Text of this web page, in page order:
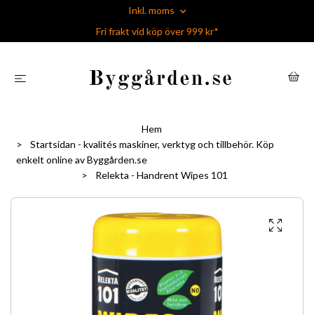
Inkl. moms
Fri frakt vid köp över 999 kr*
Hem
Startsidan - kvalités maskiner, verktyg och tillbehör. Köp
enkelt online av Byggården.se
Relekta - Handrent Wipes 101